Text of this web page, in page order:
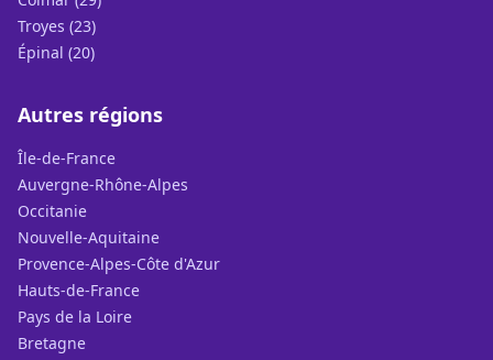
Troyes (23)
Épinal (20)
Autres régions
Île-de-France
Auvergne-Rhône-Alpes
Occitanie
Nouvelle-Aquitaine
Provence-Alpes-Côte d'Azur
Hauts-de-France
Pays de la Loire
Bretagne